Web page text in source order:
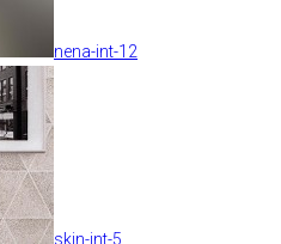
nena-int-12
skin-int-5